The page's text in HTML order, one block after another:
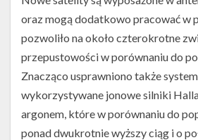
oraz mogą dodatkowo pracować w
pozwoliło na około czterokrotne
przepustowości w porównaniu do
Znacząco usprawniono także
wykorzystywane jonowe silniki
argonem, które w porównaniu do
ponad dwukrotnie wyższy ciąg i o